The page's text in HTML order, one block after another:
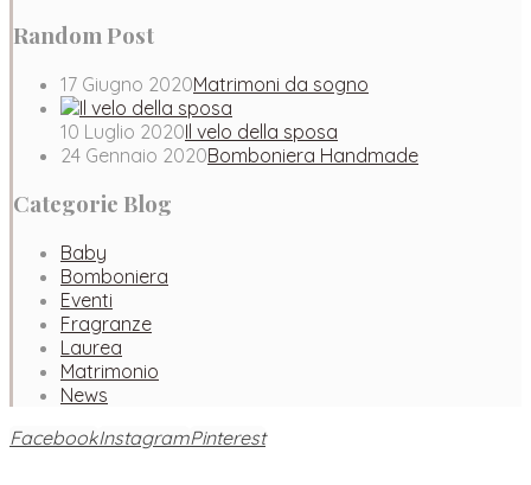
Random Post
17 Giugno 2020Matrimoni da sogno
10 Luglio 2020Il velo della sposa
24 Gennaio 2020Bomboniera Handmade
Categorie Blog
Baby
Bomboniera
Eventi
Fragranze
Laurea
Matrimonio
News
FacebookInstagramPinterest